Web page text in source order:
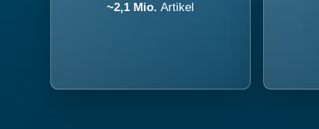
~2,1 Mio. Artikel